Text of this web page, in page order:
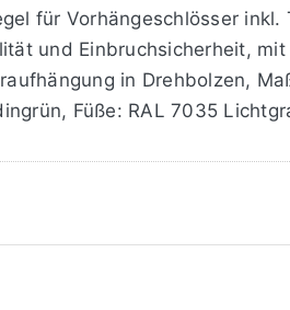
für Vorhängeschlösser
und Einbruchsicherheit,
in Drehbolzen,
Füße: RAL 7035